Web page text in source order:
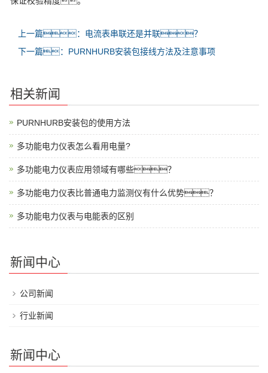
上一篇：电流表串联还是并联？
下一篇：PURNHURB安装包接线方法及注意事项
相关新闻
PURNHURB安装包的使用方法
多功能电力仪表怎么看用电量?
多功能电力仪表应用领域有哪些？
多功能电力仪表比普通电力监测仪有什么优势？
多功能电力仪表与电能表的区别
新闻中心
公司新闻
行业新闻
新闻中心